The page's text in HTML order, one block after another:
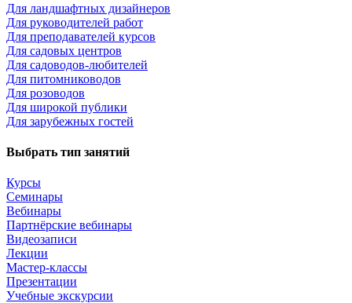
Для ландшафтных дизайнеров
Для руководителей работ
Для преподавателей курсов
Для садовых центров
Для садоводов-любителей
Для питомниководов
Для розоводов
Для широкой публики
Для зарубежных гостей
Выбрать тип занятий
Курсы
Семинары
Вебинары
Партнёрские вебинары
Видеозаписи
Лекции
Мастер-классы
Презентации
Учебные экскурсии